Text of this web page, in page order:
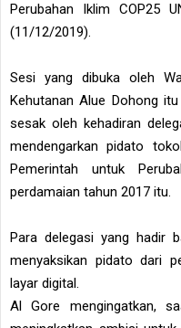
Perubahan Iklim COP25
(11/12/2019).
Sesi yang dibuka oleh
Kehutanan Alue Dohong
sesak oleh kehadiran
mendengarkan pidato
Pemerintah untuk
perdamaian tahun 2017 itu.
Para delegasi yang hadir
menyaksikan pidato dari
layar digital.
Al Gore mengingatkan,